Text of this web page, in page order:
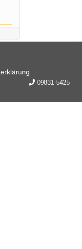
09831-5425